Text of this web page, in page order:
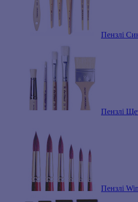
Пензлі
Пензлі
Пензлі